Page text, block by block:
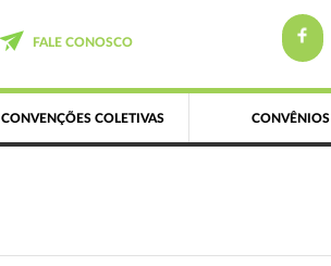
FALE CONOSCO
CONVENÇÕES COLETIVAS CONVÊNIOS